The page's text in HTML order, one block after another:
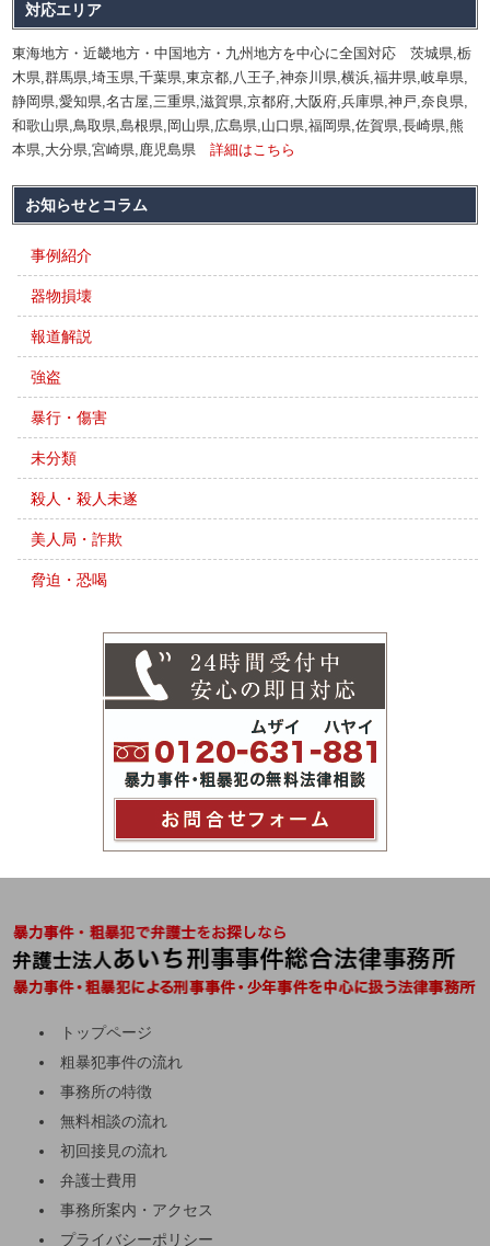
対応エリア
東海地方・近畿地方・中国地方・九州地方を中心に全国対応 茨城県,栃
木県,群馬県,埼玉県,千葉県,東京都,八王子,神奈川県,横浜,福井県,岐阜県,
静岡県,愛知県,名古屋,三重県,滋賀県,京都府,大阪府,兵庫県,神戸,奈良県,
和歌山県,鳥取県,島根県,岡山県,広島県,山口県,福岡県,佐賀県,長崎県,熊
本県,大分県,宮崎県,鹿児島県詳細はこちら
お知らせとコラム
事例紹介
器物損壊
報道解説
強盗
暴行・傷害
未分類
殺人・殺人未遂
美人局・詐欺
脅迫・恐喝
トップページ
粗暴犯事件の流れ
事務所の特徴
無料相談の流れ
初回接見の流れ
弁護士費用
事務所案内・アクセス
プライバシーポリシー